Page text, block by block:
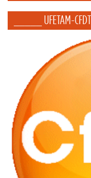
_____ UFETAM-CFDT